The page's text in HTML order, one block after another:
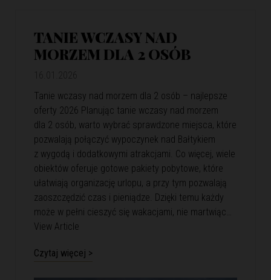
TANIE WCZASY NAD
MORZEM DLA 2 OSÓB
Tanie wczasy nad morzem dla 2 osób – najlepsze
oferty 2026 Planując tanie wczasy nad morzem
dla 2 osób, warto wybrać sprawdzone miejsca, które
pozwalają połączyć wypoczynek nad Bałtykiem
z wygodą i dodatkowymi atrakcjami. Co więcej, wiele
obiektów oferuje gotowe pakiety pobytowe, które
ułatwiają organizację urlopu, a przy tym pozwalają
zaoszczędzić czas i pieniądze. Dzięki temu każdy
może w pełni cieszyć się wakacjami, nie martwiąc…
View Article
Czytaj więcej >